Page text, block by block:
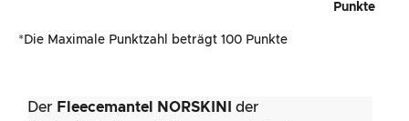
Punkte
*Die Maximale Punktzahl beträgt 100 Punkte
Der Fleecemantel NORSKINI der